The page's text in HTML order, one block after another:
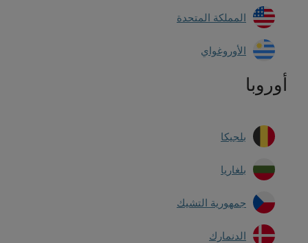
المملكة المتحدة
الأوروغواي
أوروبا
بلجيكا
بلغاريا
جمهورية التشيك
الدنمارك